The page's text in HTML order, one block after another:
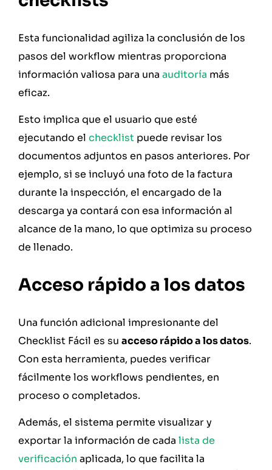
Esta funcionalidad agiliza la conclusión de los
pasos del workflow mientras proporciona
información valiosa para una auditoría más
eficaz.
Esto implica que el usuario que esté
ejecutando el checklist puede revisar los
documentos adjuntos en pasos anteriores. Por
ejemplo, si se incluyó una foto de la factura
durante la inspección, el encargado de la
descarga ya contará con esa información al
alcance de la mano, lo que optimiza su proceso
de llenado.
Acceso rápido a los datos
Una función adicional impresionante del
Checklist Fácil es su acceso rápido a los datos.
Con esta herramienta, puedes verificar
fácilmente los workflows pendientes, en
proceso o completados.
Además, el sistema permite visualizar y
exportar la información de cada lista de
verificación aplicada, lo que facilita la